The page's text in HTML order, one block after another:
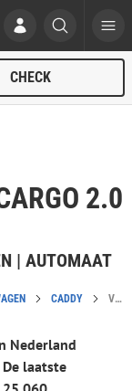
2.0
| AUTOMAAT
CADDY VOLKSWAGEN CADDY CARGO 2.0 TDI 122PK CATALOGUSPRIJS EN SPECIFICATIES
Nederland
laatste